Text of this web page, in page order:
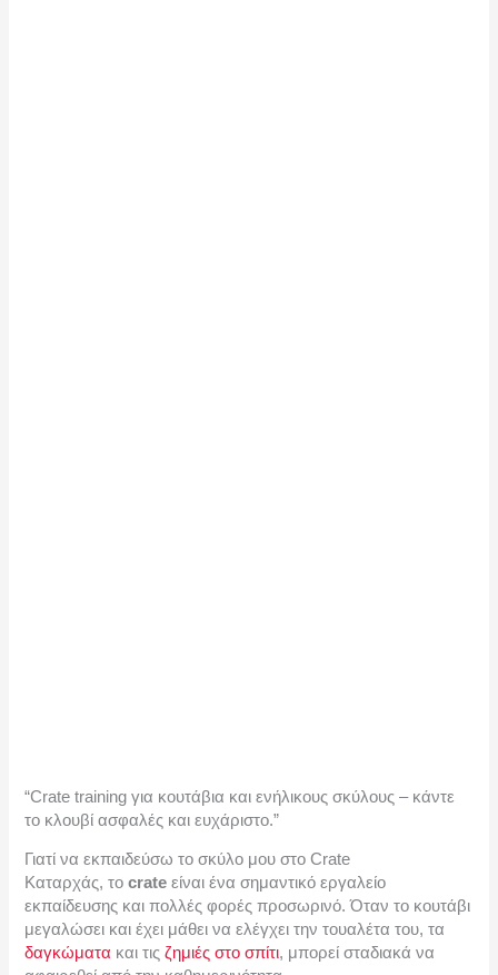
“Crate training για κουτάβια και ενήλικους σκύλους – κάντε
το κλουβί ασφαλές και ευχάριστο.”
Γιατί να εκπαιδεύσω το σκύλο μου στο Crate
Καταρχάς, τοcrate είναι ένα σημαντικό εργαλείο
εκπαίδευσης και πολλές φορές προσωρινό. Όταν το κουτάβι
μεγαλώσει και έχει μάθει να ελέγχει την τουαλέτα του, τα
δαγκώματα και τιςζημιές στο σπίτι, μπορεί σταδιακά να